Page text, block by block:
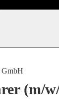
(m/